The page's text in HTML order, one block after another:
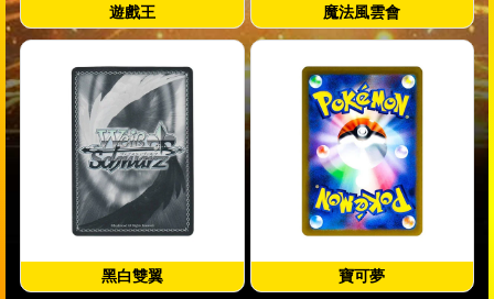
遊戲王 魔法風雲會
黑白雙翼 寶可夢